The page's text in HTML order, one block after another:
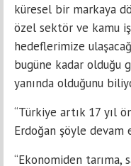
küresel bir markaya
özel sektör ve kamu
hedeflerimize
bugüne kadar olduğu
yanında olduğunu
“Türkiye artık 17 yıl
Erdoğan şöyle devam
“Ekonomiden tarıma,